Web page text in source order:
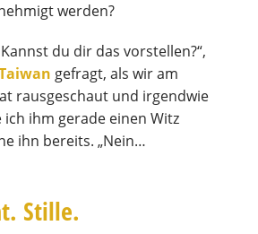
werden?
du dir das vorstellen?“,
gefragt, als wir am
rausgeschaut und irgendwie
ich ihm gerade einen Witz
ihn bereits. „Nein…
Stille.